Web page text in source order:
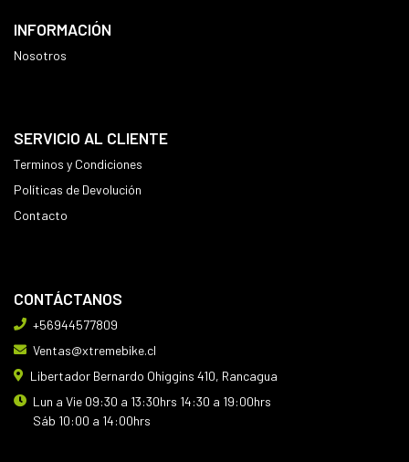
INFORMACIÓN
Nosotros
SERVICIO AL CLIENTE
Terminos y Condiciones
Políticas de Devolución
Contacto
CONTÁCTANOS
+56944577809
Ventas@xtremebike.cl
Libertador Bernardo Ohiggins 410, Rancagua
Lun a Vie 09:30 a 13:30hrs 14:30 a 19:00hrs
Sáb 10:00 a 14:00hrs